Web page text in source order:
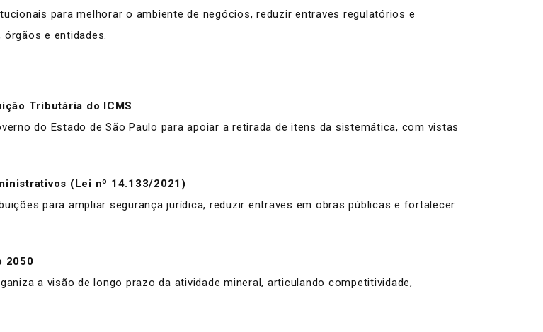
para melhorar o ambiente de negócios, reduzir entraves regulatórios e
e entidades.
Tributária do ICMS
do Estado de São Paulo para apoiar a retirada de itens da sistemática, com vistas
(Lei nº 14.133/2021)
para ampliar segurança jurídica, reduzir entraves em obras públicas e fortalecer
2050
a visão de longo prazo da atividade mineral, articulando competitividade,